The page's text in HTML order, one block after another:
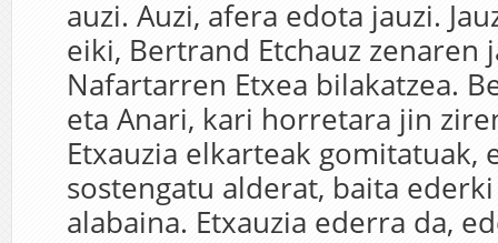
auzi. Auzi, afera edota jauzi.
eiki, Bertrand Etchauz zenaren
Nafartarren Etxea bilakatzea.
eta Anari, kari horretara jin
Etxauzia elkarteak gomitatuak,
sostengatu alderat, baita
alabaina. Etxauzia ederra da,